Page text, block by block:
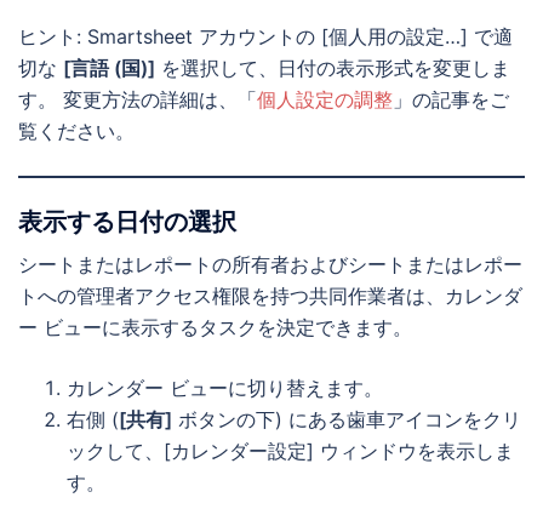
ヒント: Smartsheet アカウントの [個人用の設定…] で適
切な [言語 (国)] を選択して、日付の表示形式を変更しま
す。 変更方法の詳細は、「個人設定の調整 」の記事をご
覧ください。
表示する日付の選択
シートまたはレポートの所有者およびシートまたはレポー
トへの管理者アクセス権限を持つ共同作業者は、カレンダ
ー ビューに表示するタスクを決定できます。
カレンダー ビューに切り替えます。
右側 ([共有] ボタンの下) にある歯車アイコンをクリ
ックして、[カレンダー設定] ウィンドウを表示しま
す。